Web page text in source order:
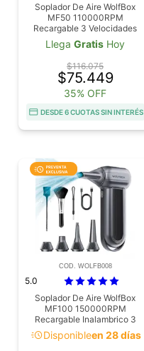
Soplador De Aire WolfBox
MF50 110000RPM
Recargable 3 Velocidades
Portátil Boquillas
Intercambiables
Llega Gratis Hoy
$116.075
$75.449
35% OFF
DESDE 6 CUOTAS SIN INTERÉS
COD. WOLFB008
5.0
Soplador De Aire WolfBox
MF100 150000RPM
Recargable Inalambrico 3
Velocidades Boquillas
Intercambiables
acuteDisponibleen 28 días